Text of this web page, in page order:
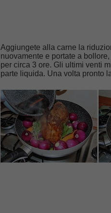
Aggiungete alla carne la
nuovamente e portate a
per circa 3 ore. Gli ultimi venti
parte liquida. Una volta pronto